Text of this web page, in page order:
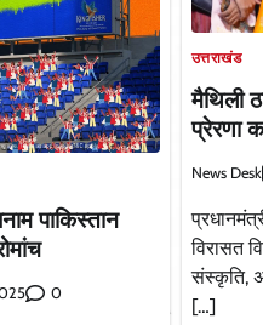
पाकिस्तान
0
उत्तराखंड
मैथिली
प्रेरणा
News Desk
विरासत
संस्कृति,
[…]